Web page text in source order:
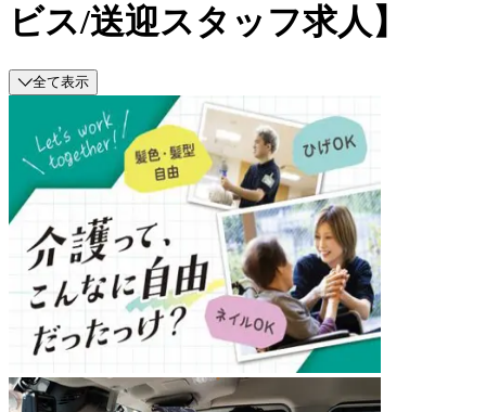
ビス/送迎スタッフ求人】
全て表示